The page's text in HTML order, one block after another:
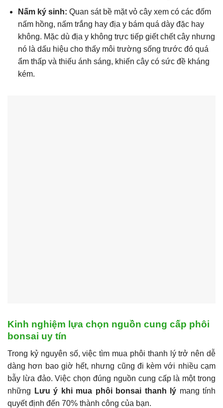
Nấm ký sinh: Quan sát bề mặt vỏ cây xem có các đốm
nấm hồng, nấm trắng hay địa y bám quá dày đặc hay
không. Mặc dù địa y không trực tiếp giết chết cây nhưng
nó là dấu hiệu cho thấy môi trường sống trước đó quá
ẩm thấp và thiếu ánh sáng, khiến cây có sức đề kháng
kém.
Kinh nghiệm lựa chọn nguồn cung cấp phôi
bonsai uy tín
Trong kỷ nguyên số, việc tìm mua phôi thanh lý trở nên dễ
dàng hơn bao giờ hết, nhưng cũng đi kèm với nhiều cạm
bẫy lừa đảo. Việc chọn đúng nguồn cung cấp là một trong
những
Lưu ý khi mua phôi bonsai thanh lý mang tính
quyết định đến 70% thành công của bạn.